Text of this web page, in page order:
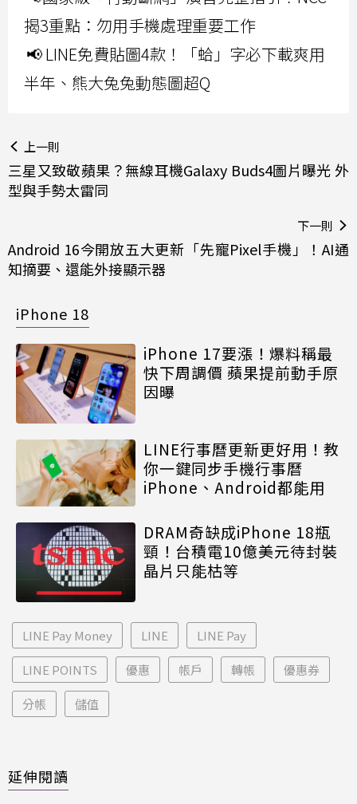
揭3重點：勿用手機處理重要工作
📢 LINE免費貼圖4款！「蛤」字必下載爽用
半年、熊大兔兔動態圖超Q
上一則
三星又致敬蘋果？無線耳機Galaxy Buds4圖片曝光 外
型與手勢太雷同
下一則
Android 16今開放五大更新「先寵Pixel手機」！AI通
知摘要、還能外接顯示器
iPhone 18
iPhone 17要漲！爆料稱最
快下周調價 蘋果提前動手原
因曝
LINE行事曆更新更好用！教
你一鍵同步手機行事曆
iPhone、Android都能用
DRAM奇缺成iPhone 18瓶
頸！台積電10億美元待封裝
晶片只能枯等
LINE Pay Money LINE LINE Pay
LINE POINTS 優惠 帳戶 轉帳 優惠券
分帳 儲值
延伸閱讀